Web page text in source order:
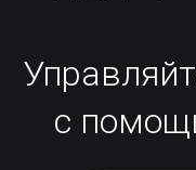
с